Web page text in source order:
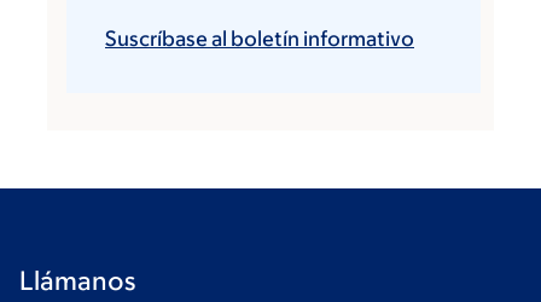
Suscríbase al boletín informativo
Llámanos